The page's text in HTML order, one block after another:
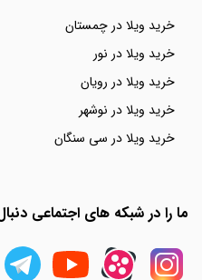
خرید ویلا در چمستان
خرید ویلا در نور
خرید ویلا در رویان
خرید ویلا در نوشهر
خرید ویلا در سی سنگان
ما را در شبکه های اجتماعی